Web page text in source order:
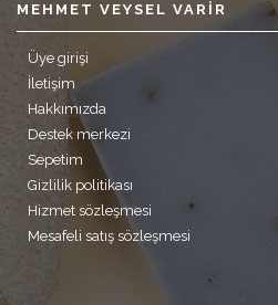
MEHMET VEYSEL VARIR
Üye girişi
İletişim
Hakkımızda
Destek merkezi
Sepetim
Gizlilik politikası
Hizmet sözleşmesi
Mesafeli satış sözleşmesi